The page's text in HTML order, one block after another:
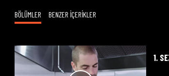
BÖLÜMLER BENZER İÇERİKLER
1.